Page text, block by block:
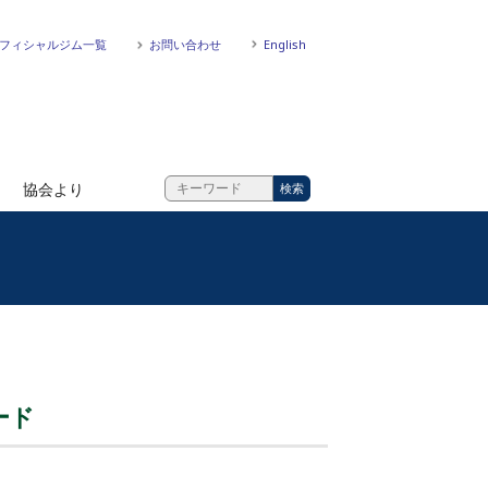
ィシャルジム一覧 お問い合わせ English
協会より
ド